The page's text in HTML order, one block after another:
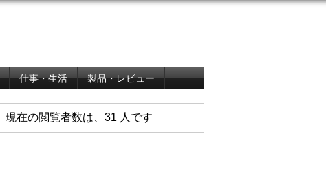
仕事・生活
製品・レビュー
現在の閲覧者数は、31 人です